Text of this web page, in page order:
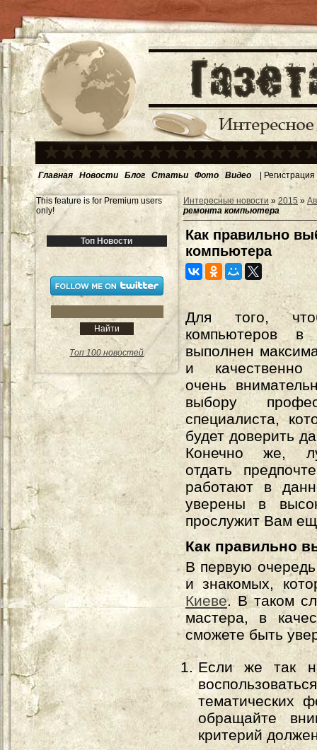
Главная Новости Блог Статьи Фото Видео | Регистрация
This feature is for Premium users
only!
Топ Новости
Топ 100 новостей
Интересные новости » 2015 »
ремонта компьютера
Как правильно
компьютера
Для того,
компьютеров
выполнен
и качественно
очень
выбору
специалиста,
будет доверить
Конечно же,
отдать
работают в
уверены в
прослужит Вам
Как правильно
В первую
и знакомых,
Киеве. В таком
мастера, в
сможете быть
Если же так
тематических
обращайте
критерий